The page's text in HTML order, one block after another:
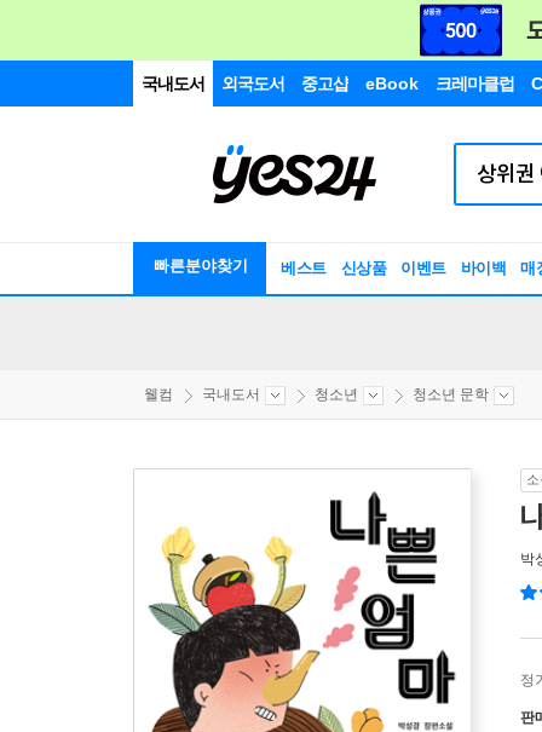
국내도서 외국도서 중고샵 eBook 크레마클럽
빠른분야찾기 베스트 신상품 이벤트 바이백 매
웰컴 국내도서 청소년 청소년 문학
박
정
판